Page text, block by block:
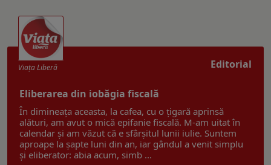
Editorial
Viaţa Liberă
Eliberarea din iobăgia fiscală
În dimineața aceasta, la cafea, cu o țigară aprinsă
alături, am avut o mică epifanie fiscală. M-am uitat în
calendar și am văzut că e sfârșitul lunii iulie. Suntem
aproape la șapte luni din an, iar gândul a venit simplu
și eliberator: abia acum, simb ...